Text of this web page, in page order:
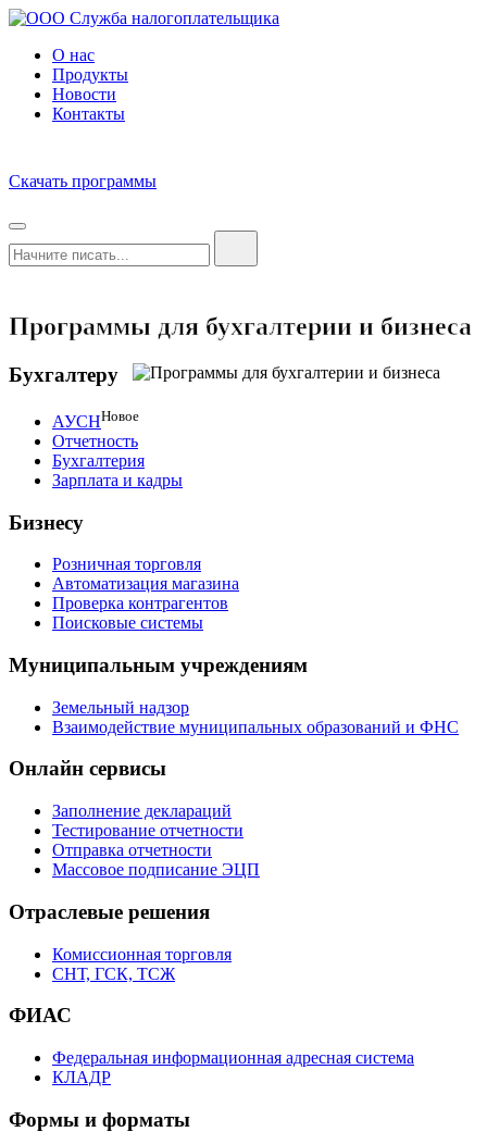
О нас
Продукты
Новости
Контакты
Скачать программы
Программы для бухгалтерии и бизнеса
Бухгалтеру
АУСННовое
Отчетность
Бухгалтерия
Зарплата и кадры
Бизнесу
Розничная торговля
Автоматизация магазина
Проверка контрагентов
Поисковые системы
Муниципальным учреждениям
Земельный надзор
Взаимодействие муниципальных образований и ФНС
Онлайн сервисы
Заполнение деклараций
Тестирование отчетности
Отправка отчетности
Массовое подписание ЭЦП
Отраслевые решения
Комиссионная торговля
СНТ, ГСК, ТСЖ
ФИАС
Федеральная информационная адресная система
КЛАДР
Формы и форматы